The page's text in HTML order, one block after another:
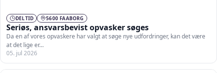
DELTID 5600 FAABORG
Seriøs, ansvarsbevist opvasker søges
Da en af vores opvaskere har valgt at søge nye udfordringer, kan det være
at det lige er…
05. jul 2026